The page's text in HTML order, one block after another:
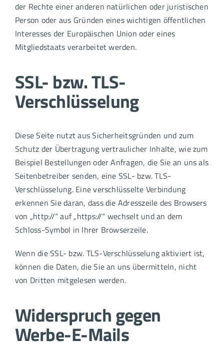
der Rechte einer anderen natürlichen oder juristischen
Person oder aus Gründen eines wichtigen öffentlichen
Interesses der Europäischen Union oder eines
Mitgliedstaats verarbeitet werden.
SSL- bzw. TLS-
Verschlüsselung
Diese Seite nutzt aus Sicherheitsgründen und zum
Schutz der Übertragung vertraulicher Inhalte, wie zum
Beispiel Bestellungen oder Anfragen, die Sie an uns als
Seitenbetreiber senden, eine SSL- bzw. TLS-
Verschlüsselung. Eine verschlüsselte Verbindung
erkennen Sie daran, dass die Adresszeile des Browsers
von „http://“ auf „https://“ wechselt und an dem
Schloss-Symbol in Ihrer Browserzeile.
Wenn die SSL- bzw. TLS-Verschlüsselung aktiviert ist,
können die Daten, die Sie an uns übermitteln, nicht
von Dritten mitgelesen werden.
Widerspruch gegen
Werbe-E-Mails